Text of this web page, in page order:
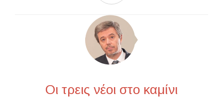
Οι τρεις νέοι στο καμίνι